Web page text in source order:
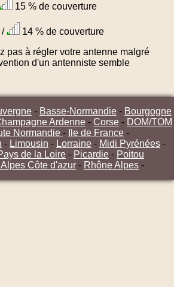
15 % de couverture
/
14 % de couverture
pas à régler votre antenne malgré
d'un antenniste semble
- Basse-Normandie - Bourgogne
Ardenne - Corse - DOM/TOM
Normandie - Ile de France -
- Limousin - Lorraine - Midi Pyrénées -
de la Loire - Picardie - Poitou
Côte d'azur - Rhône Alpes -